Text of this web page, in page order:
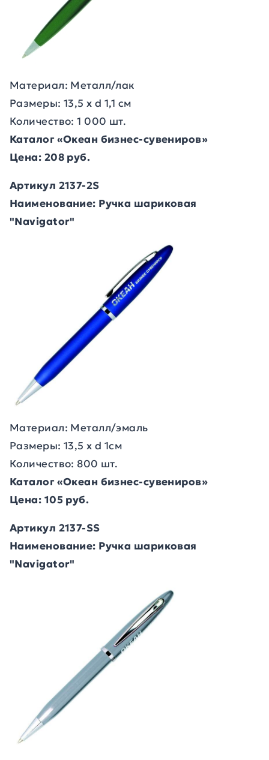
Материал: Металл/лак
Размеры: 13,5 х d 1,1 см
Количество: 1 000 шт.
Каталог «Океан бизнес-сувениров»
Цена: 208 руб.
Артикул 2137-2S
Наименование: Ручка шариковая
"Navigator"
Материал: Металл/эмаль
Размеры: 13,5 х d 1см
Количество: 800 шт.
Каталог «Океан бизнес-сувениров»
Цена: 105 руб.
Артикул 2137-SS
Наименование: Ручка шариковая
"Navigator"